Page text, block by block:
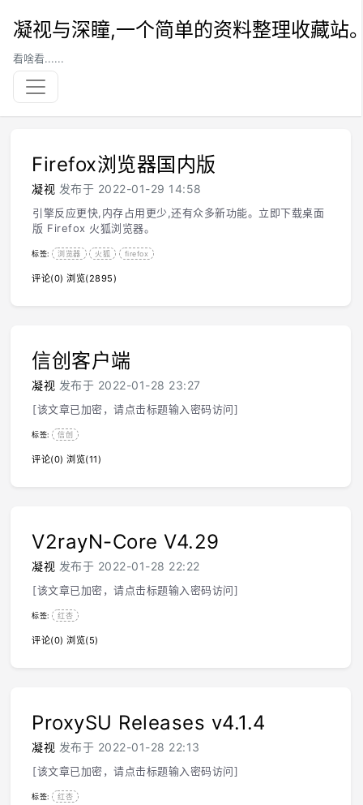
凝视与深瞳,一个简单的资料整理收藏站
看啥看......
Firefox浏览器国内版
凝视 发布于 2022-01-29 14:58
引擎反应更快,内存占用更少,还有众多新功能。立即下载桌面
版 Firefox 火狐浏览器。
标签: 浏览器 火狐 firefox
评论(0) 浏览(2895)
信创客户端
凝视 发布于 2022-01-28 23:27
[该文章已加密，请点击标题输入密码访问]
标签: 信创
评论(0) 浏览(11)
V2rayN-Core V4.29
凝视 发布于 2022-01-28 22:22
[该文章已加密，请点击标题输入密码访问]
标签: 红杏
评论(0) 浏览(5)
ProxySU Releases v4.1.4
凝视 发布于 2022-01-28 22:13
[该文章已加密，请点击标题输入密码访问]
标签: 红杏